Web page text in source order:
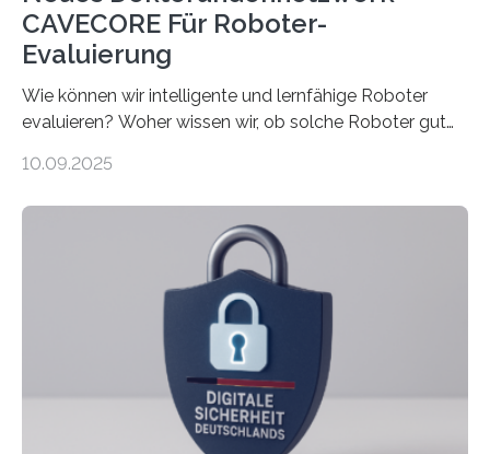
CAVECORE Für Roboter-
Evaluierung
Wie können wir intelligente und lernfähige Roboter
evaluieren? Woher wissen wir, ob solche Roboter gut
sich CAVECORE – ein neues Marie Skłodowska-Curie
koordiniert wird. Ab dem 1. September werden sich
über einen Zeitraum von vier Jahren insgesamt 15
Promovierende im Rahmen von CAVECORE mit
kognitiven Robotern beschäftigen – also mit Robotern,
die mittels Sensoren ihre Umgebung erfassen,
Informationen verarbeiten und häufig auch mit…
10.09.2025